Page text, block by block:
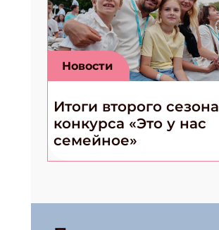
Новости
Итоги второго сезона
конкурса «Это у нас
семейное»